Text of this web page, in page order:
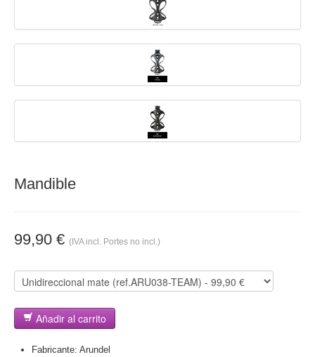
Mandible
99,90 € (IVA incl. Portes no incl.)
Añadir al carrito
Fabricante: Arundel